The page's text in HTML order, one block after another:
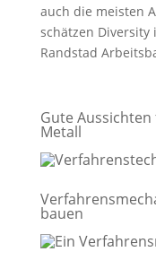
auch die meisten
schätzen Diversity
Randstad
Gute
Metall
bauen